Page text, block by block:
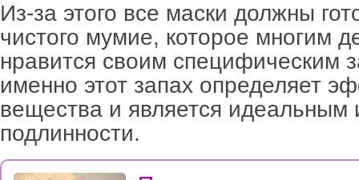
Из-за этого все маски должны
чистого мумие, которое многим
нравится своим специфическим
именно этот запах определяет
вещества и является идеальным
подлинности.